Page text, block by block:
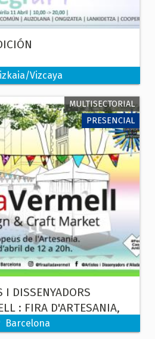
Vizcaya
MULTISECTORIAL
PRESENCIAL
I DISSENYADORS
: FIRA D'ARTESANIA,
LLIURE.
Barcelona